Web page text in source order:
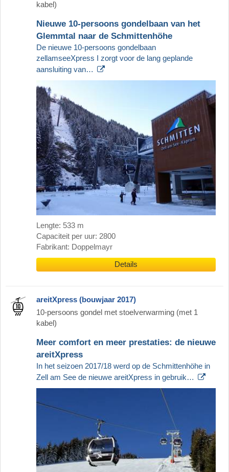
kabel)
Nieuwe 10-persoons gondelbaan van het
Glemmtal naar de Schmittenhöhe
De nieuwe 10-persoons gondelbaan
zellamseeXpress I zorgt voor de lang geplande
aansluiting van…
Lengte: 533 m
Capaciteit per uur: 2800
Fabrikant: Doppelmayr
Details
areitXpress (bouwjaar 2017)
10-persoons gondel met stoelverwarming (met 1
kabel)
Meer comfort en meer prestaties: de nieuwe
areitXpress
In het seizoen 2017/18 werd op de Schmittenhöhe in
Zell am See de nieuwe areitXpress in gebruik…